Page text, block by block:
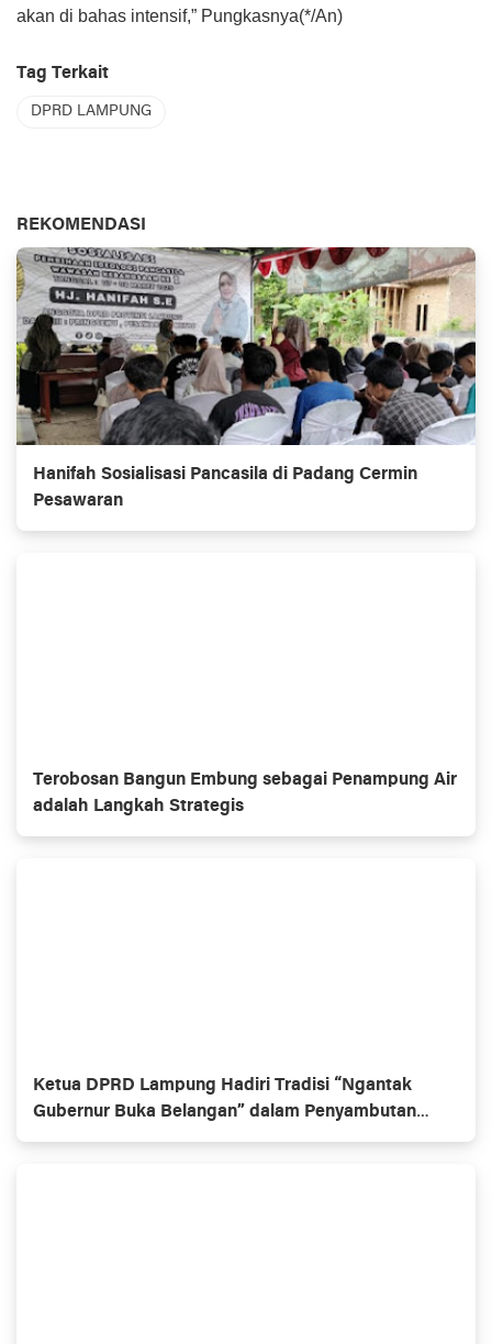
akan di bahas intensif,” Pungkasnya(*/An)
Tag Terkait
DPRD LAMPUNG
REKOMENDASI
Hanifah Sosialisasi Pancasila di Padang Cermin
Pesawaran
Terobosan Bangun Embung sebagai Penampung Air
adalah Langkah Strategis
Ketua DPRD Lampung Hadiri Tradisi “Ngantak
Gubernur Buka Belangan” dalam Penyambutan
Gubernur Baru